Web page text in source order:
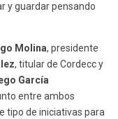
y guardar pensando
Molina, presidente
, titular de Cordecc y
García
entre ambos
tipo de iniciativas para